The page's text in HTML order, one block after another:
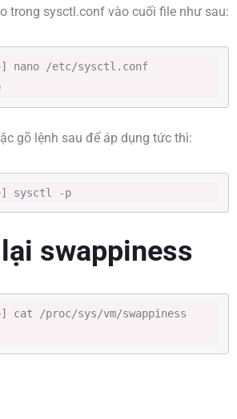
trong sysctl.conf vào cuối file như sau:
nano /etc/sysctl.conf
gõ lệnh sau để áp dụng tức thì:
sysctl -p
swappiness
cat /proc/sys/vm/swappiness